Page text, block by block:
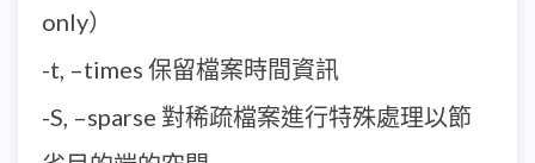
only）
-t, –times 保留檔案時間資訊
-S, –sparse 對稀疏檔案進行特殊處理以節